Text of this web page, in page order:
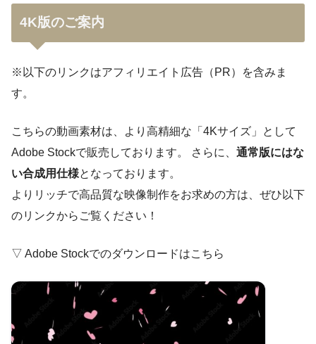
4K版のご案内
※以下のリンクはアフィリエイト広告（PR）を含みま
す。
こちらの動画素材は、より高精細な「4Kサイズ」として
Adobe Stockで販売しております。 さらに、 通常版にはな
い合成用仕様となっております。
よりリッチで高品質な映像制作をお求めの方は、ぜひ以下
のリンクからご覧ください！
▽ Adobe Stockでのダウンロードはこちら